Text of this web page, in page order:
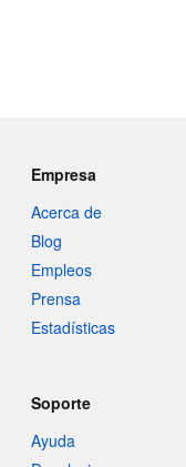
Empresa
Acerca de
Blog
Empleos
Prensa
Estadísticas
Soporte
Ayuda